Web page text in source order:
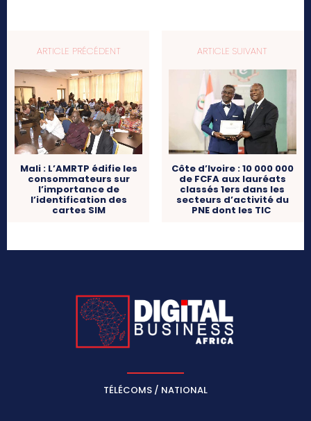
ARTICLE PRÉCÉDENT
Mali : L’AMRTP édifie les
consommateurs sur
l’importance de
l’identification des
cartes SIM
ARTICLE SUIVANT
Côte d’Ivoire : 10 000 000
de FCFA aux lauréats
classés 1ers dans les
secteurs d’activité du
PNE dont les TIC
TÉLÉCOMS / NATIONAL